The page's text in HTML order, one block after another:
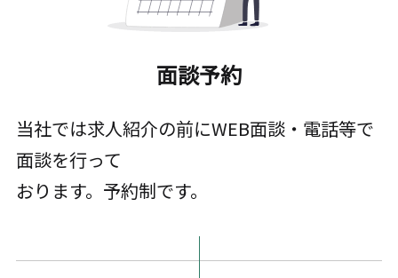
面談予約
当社では求人紹介の前にWEB面談・電話等で
面談を行って
おります。予約制です。